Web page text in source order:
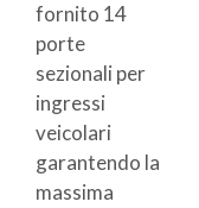
fornito 14
porte
sezionali per
ingressi
veicolari
garantendo la
massima